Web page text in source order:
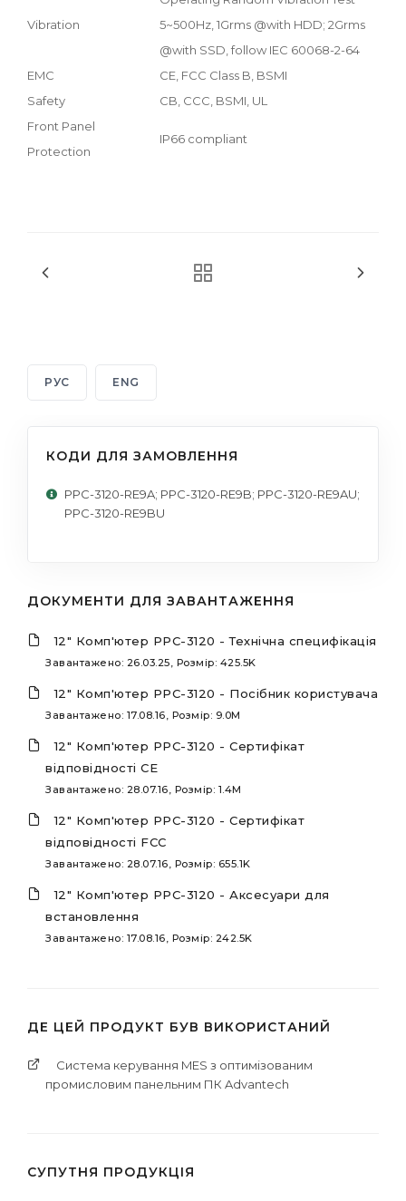
Vibration
5~500Hz, 1Grms @with HDD; 2Grms
@with SSD, follow IEC 60068-2-64
EMC
CE, FCC Class B, BSMI
Safety
CB, CCC, BSMI, UL
Front Panel
Protection
IP66 compliant
РУС ENG
КОДИ ДЛЯ ЗАМОВЛЕННЯ
PPC-3120-RE9A; PPC-3120-RE9B; PPC-3120-RE9AU;
PPC-3120-RE9BU
ДОКУМЕНТИ ДЛЯ ЗАВАНТАЖЕННЯ
12" Комп'ютер PPC-3120 - Технічна специфікація
Завантажено: 26.03.25, Розмір: 425.5K
12" Комп'ютер PPC-3120 - Посібник користувача
Завантажено: 17.08.16, Розмір: 9.0M
12" Комп'ютер PPC-3120 - Сертифікат
відповідності CE
Завантажено: 28.07.16, Розмір: 1.4M
12" Комп'ютер PPC-3120 - Сертифікат
відповідності FCC
Завантажено: 28.07.16, Розмір: 655.1K
12" Комп'ютер PPC-3120 - Аксесуари для
встановлення
Завантажено: 17.08.16, Розмір: 242.5K
ДЕ ЦЕЙ ПРОДУКТ БУВ ВИКОРИСТАНИЙ
Система керування MES з оптимізованим
промисловим панельним ПК Advantech
СУПУТНЯ ПРОДУКЦІЯ